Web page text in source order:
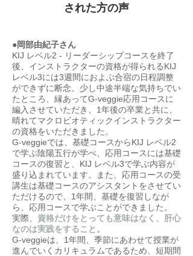
された方の声
●岡部由紀子さん
KIJ レベル2 - リーダーシップコースを終了
後、インストラクターの資格が得られるKIJ
レベル3には3週間におよぶ合宿の日程調整
ができずに断念。少し中途半端な気持ちでい
たところ、縁あってG-veggie応用コースに
編入させていただき、1年後の卒業と共に、
晴れてマクロビオティックインストラクター
の資格をいただきました。
G-veggieでは、基礎コースからKIJ レベル2
で学ぶ陰陽五行が学べ、応用コースには基礎
コースの復習と、KIJ レベル3で学ぶ内容が
盛り込まれています。また、応用コースの受
講生は基礎コースのアシスタントをさせてい
ただけるので、1年間、基礎を復習しなが
ら、応用コースで学ぶことができました。
実際、 資格だけをとっても意味はなく、肝心
なのは実践をすること。
G-veggieは、1年間、季節にあわせて授業が
進んでいくカリキュラムであるため、短期間